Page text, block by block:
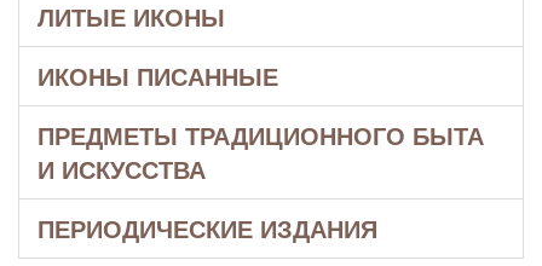
ЛИТЫЕ ИКОНЫ
ИКОНЫ ПИСАННЫЕ
ПРЕДМЕТЫ ТРАДИЦИОННОГО БЫТА
И ИСКУССТВА
ПЕРИОДИЧЕСКИЕ ИЗДАНИЯ